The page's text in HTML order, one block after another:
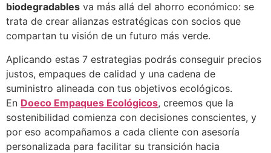
biodegradables va más allá del ahorro económico: se
trata de crear alianzas estratégicas con socios que
compartan tu visión de un futuro más verde.
Aplicando estas 7 estrategias podrás conseguir precios
justos, empaques de calidad y una cadena de
suministro alineada con tus objetivos ecológicos.
En Doeco Empaques Ecológicos, creemos que la
sostenibilidad comienza con decisiones conscientes, y
por eso acompañamos a cada cliente con asesoría
personalizada para facilitar su transición hacia